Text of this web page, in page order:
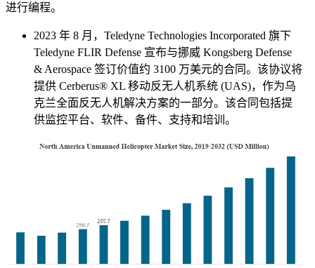
进行编程。
2023 年 8 月，Teledyne Technologies Incorporated 旗下
Teledyne FLIR Defense 宣布与挪威 Kongsberg Defense
& Aerospace 签订价值约 3100 万美元的合同。该协议将
提供 Cerberus® XL 移动反无人机系统 (UAS)，作为乌
克兰全面反无人机解决方案的一部分。该合同包括提
供监控平台、软件、备件、支持和培训。